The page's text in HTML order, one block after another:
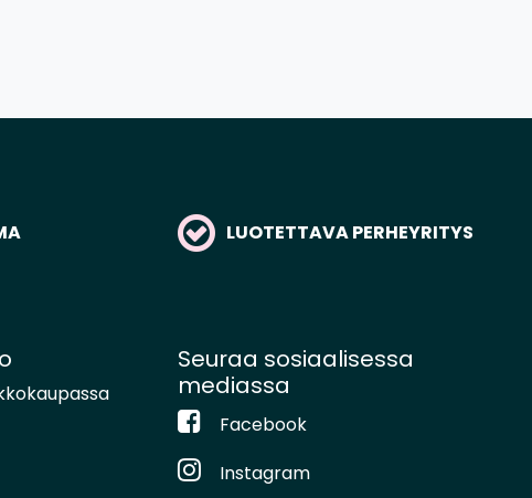
LUOTETTAVA PERHEYRITYS
Seuraa sosiaalisessa
mediassa
Facebook
Instagram